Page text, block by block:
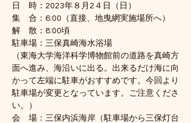
日　時：2023年８月2４日（日）
集　合：6:00（直接、地曳網実施場所へ）
解　散：8:00頃
駐車場：三保真崎海水浴場
（東海大学海洋科学博物館前の道路を真崎方
面へ進み、海沿いに出る。出来るだけ海に向
かって左端に駐車がおすすめです。今回より
駐車場が変更となっています。ご注意くださ
い。）
会　場：三保内浜海岸（駐車場から三保灯台